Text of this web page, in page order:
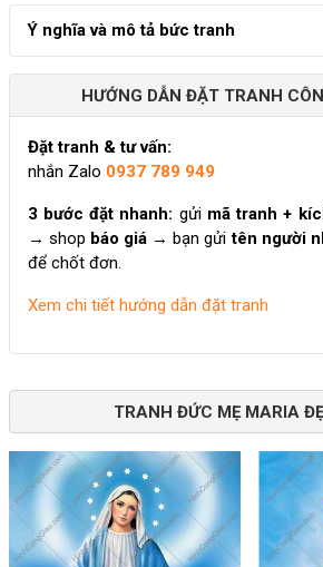
Ý nghĩa và mô tả bức tranh
HƯỚNG DẪN ĐẶT TRANH
Đặt tranh & tư vấn:
nhắn Zalo 0937 789 949
3 bước đặt nhanh: gửi mã tranh +
→ shop báo giá→ bạn gửitên người
để chốt đơn.
Xem chi tiết hướng dẫn đặt tranh
TRANH ĐỨC MẸ MARIA